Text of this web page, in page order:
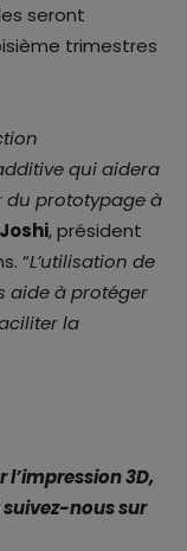
seront
trimestres
qui aidera
du prototypage à
, président
“L’utilisation de
aide à protéger
la
3D,
nous sur